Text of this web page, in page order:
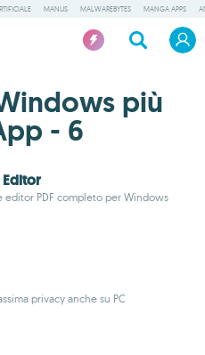
MANUS MALWAREBYTES MANGA APPS
più
- 6
Editor
editor PDF completo per Windows
privacy anche su PC